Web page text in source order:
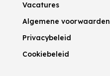
Vacatures
Algemene voorwaarden
Privacybeleid
Cookiebeleid